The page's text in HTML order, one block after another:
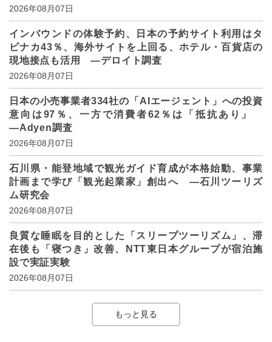
2026年08月07日
インバウンドの体験予約、日本の予約サイト利用はタ
ビナカ43％、海外サイトを上回る、ホテル・百貨店の
現地接点も活用 ―デロイト調査
2026年08月07日
日本の小売事業者334社の「AIエージェント」への投資
意向は97％、一方で消費者62％は「抵抗あり」
―Adyen調査
2026年08月07日
石川県・能登地域で観光ガイド育成が本格始動、事業
計画まで学び「観光起業家」創出へ ―石川ツーリズ
ム研究会
2026年08月07日
良質な睡眠を目的とした「スリープツーリズム」、滞
在後も「寝つき」改善、NTT東日本グループが宿泊施
設で実証実験
2026年08月07日
もっと見る